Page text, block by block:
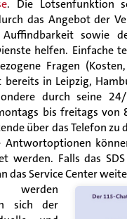
. Die Lotsenfunktion
das Angebot der
sowie
helfen. Einfache
Fragen
in Leipzig,
durch seine 24/
bis freitags
über das Telefon zu
Antwortoptionen
werden. Falls das
das Service Center
werden
sich der